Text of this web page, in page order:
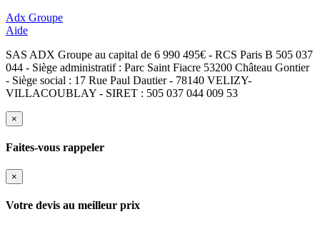
Adx Groupe
Aide
SAS ADX Groupe au capital de 6 990 495€ - RCS Paris B 505 037
044 - Siège administratif : Parc Saint Fiacre 53200 Château Gontier
- Siège social : 17 Rue Paul Dautier - 78140 VELIZY-
VILLACOUBLAY - SIRET : 505 037 044 009 53
×
Faites-vous rappeler
×
Votre devis au meilleur prix